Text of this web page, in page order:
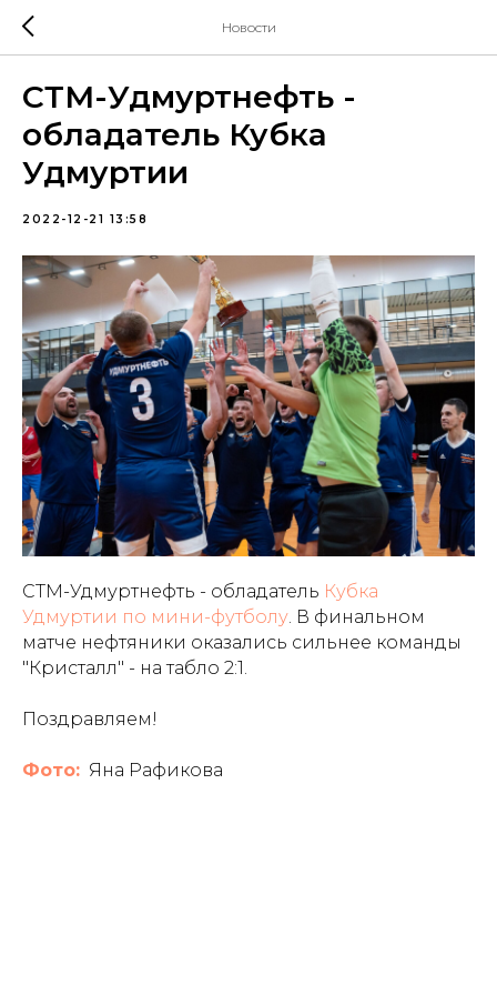
Новости
СТМ-Удмуртнефть -
обладатель Кубка
Удмуртии
2022-12-21 13:58
СТМ-Удмуртнефть - обладатель Кубка
Удмуртии по мини-футболу. В финальном
матче нефтяники оказались сильнее команды
"Кристалл" - на табло 2:1.
Поздравляем!
Фото: Яна Рафикова